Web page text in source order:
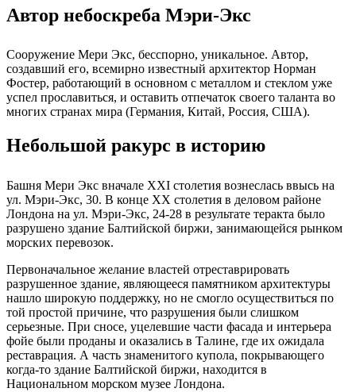
Автор небоскреба Мэри-Экс
Сооружение Мери Экс, бесспорно, уникальное. Автор,
создавший его, всемирно известный архитектор Норман
Фостер, работающий в основном с металлом и стеклом уже
успел прославиться, и оставить отпечаток своего таланта во
многих странах мира (Германия, Китай, Россия, США).
Небольшой ракурс в историю
Башня Мери Экс вначале XXI столетия вознеслась ввысь на
ул. Мэри-Экс, 30. В конце XX столетия в деловом районе
Лондона на ул. Мэри-Экс, 24-28 в результате теракта было
разрушено здание Балтийской биржи, занимающейся рынком
морских перевозок.
Первоначальное желание властей отреставрировать
разрушенное здание, являющееся памятником архитектуры
нашло широкую поддержку, но не смогло осуществиться по
той простой причине, что разрушения были слишком
серьезные. При сносе, уцелевшие части фасада и интерьера
фойе были проданы и оказались в Талине, где их ожидала
реставрация. А часть знаменитого купола, покрывающего
когда-то здание Балтийской биржи, находится в
Национальном морском музее Лондона.